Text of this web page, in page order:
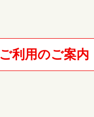
ご利用のご案内